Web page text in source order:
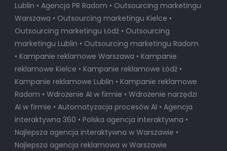
Lublin • Agencja PR Radom • Outsourcing marketingu
Warszawa • Outsourcing marketingu Kielce •
Outsourcing marketingu Łódź • Outsourcing
marketingu Lublin • Outsourcing marketingu Radom
• Kampanie reklamowe Warszawa • Kampanie
reklamowe Kielce • Kampanie reklamowe Łódź •
Kampanie reklamowe Lublin • Kampanie reklamowe
Radom • Wdrożenie AI w firmie • Wdrożenie narzędzi
AI w firmie • Automatyzacja procesów AI • Agencja
interaktywna 360 • Polska agencja interaktywna •
Najlepsza agencja interaktywna w Warszawie •
Najlepsza agencja reklamowa w Warszawie